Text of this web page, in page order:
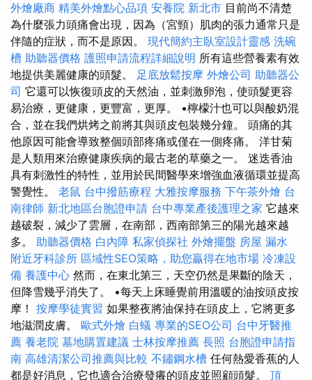
外燴廠商 精美外燴點心品項 安養院 新北市 目前尚不清楚
為什麼張力頭痛會出現，因為（宮頸）肌肉的張力通常只是
伴隨的症狀，而不是原因。 現代簡約主臥室設計靈感 洗碗
槽 助聽器價格 護照申請流程詳細說明 所有這些營養素有效
地提供美麗健康的頭髮。 足底放鬆按摩 外燴公司 助聽器公
司 它還可以恢復頭皮的天然油，並刺激卵泡，使頭髮更容
易治療，更健康，更豐富，更厚。 •檸檬汁也可以與酸奶混
合，並在我們烘烤之前將其與頭皮包裝幾分鐘。 頭痛的其
他原因可能會導致整個頭部疼痛或僅在一側疼痛。 洋甘菊
是人類用來治療健康疾病的最古老的草藥之一。 迷迭香油
具有刺激性的特性，並用於民間醫學來增強血液循環並提高
警覺性。 老鼠 台中撥筋療程 大雅按摩服務 下午茶外燴 台
南律師 新北地區台胞證申請 台中專業產後護理之家 它越來
越破裂，減少了雲層，在南部，西南部第三的陽光越來越
多。 助聽器價格 白內障 私家偵探社 外燴擺盤 房屋 漏水
附近牙科診所 區域性SEO策略，助您贏得在地市場 冷凍設
備 養護中心 然而，在東北第三，天空仍然是果斷的陰天，
但降雪幾乎消失了。 •每天上床睡覺前用溫暖的油按頭皮按
摩！ 按摩學徒實習 如果整夜將油保持在頭皮上，它將更多
地滋潤皮膚。 歐式外燴 白蟻 專業的SEO公司 台中牙醫推
薦 養老院 墓地購置建議 士林按摩推薦 長照 台胞證申請指
南 高雄清潔公司推薦與比較 不鏽鋼水槽 任何熱愛香蕉的人
都是好消息，它也適合治療發癢的頭皮並照顧頭髮。 頂